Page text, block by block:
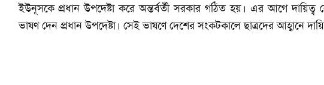
ইউনূসকে প্রধান উপদেষ্টা করে অন্তর্বর্তী সরকার গঠিত হয়। এর আগে
ভাষণ দেন প্রধান উপদেষ্টা। সেই ভাষণে দেশের সংকটকালে ছাত্রদের আহ্বানে